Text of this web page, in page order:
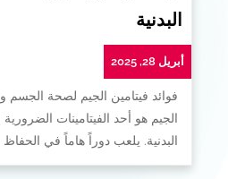
البدنية
أبريل 28, 2025
فوائد فيتامين الجيم لصحة الجسم
الجيم هو أحد الفيتامينات
البدنية. يلعب دوراً هاماً في